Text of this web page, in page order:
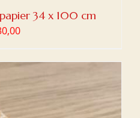
34 x 100 cm